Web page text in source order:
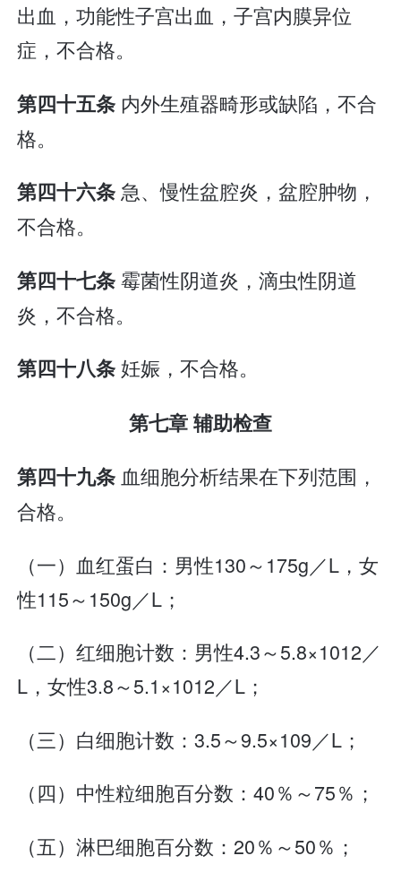
出血，功能性子宫出血，子宫内膜异位
症，不合格。
第四十五条 内外生殖器畸形或缺陷，不合
格。
第四十六条急、慢性盆腔炎，盆腔肿物，
不合格。
第四十七条霉菌性阴道炎，滴虫性阴道
炎，不合格。
第四十八条妊娠，不合格。
第七章 辅助检查
第四十九条血细胞分析结果在下列范围，
合格。
（一）血红蛋白：男性130～175g／L，女
性115～150g／L；
（二）红细胞计数：男性4.3～5.8×1012／
L，女性3.8～5.1×1012／L；
（三）白细胞计数：3.5～9.5×109／L；
（四）中性粒细胞百分数：40％～75％；
（五）淋巴细胞百分数：20％～50％；